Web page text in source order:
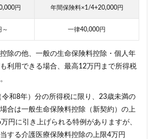
円 年間保険料×1/4+20,000円
～ 一律40,000円
除の他、一般の生命保険料控除・個人年
利用できる場合、最高12万円まで所得税
和8年）分の所得税に限り、23歳未満の
合は一般生命保険料控除（新契約）の上
円に引き上げられる特例がありますが、
する介護医療保険料控除の上限4万円